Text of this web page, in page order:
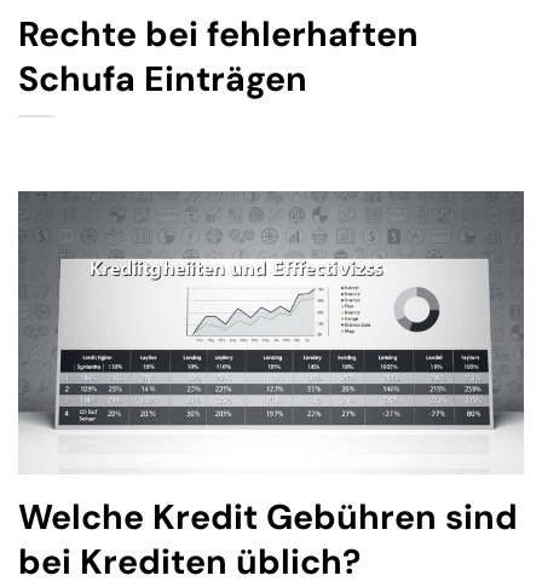
Rechte bei fehlerhaften
Schufa Einträgen
Welche Kredit Gebühren sind
bei Krediten üblich?